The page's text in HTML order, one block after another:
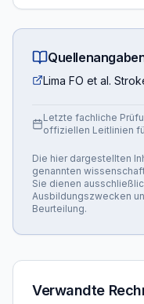
Lima FO et al.
Letzte fachliche
offiziellen Leitlinien
Die hier dargestellten
genannten
Sie dienen
Ausbildungszwecken
Beurteilung.
Verwandte